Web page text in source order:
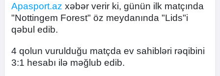
Apasport.az xəbər verir ki, günün ilk matçında
"Nottingem Forest" öz meydanında "Lids"i
qəbul edib.
4 qolun vurulduğu matçda ev sahibləri rəqibini
3:1 hesabı ilə məğlub edib.